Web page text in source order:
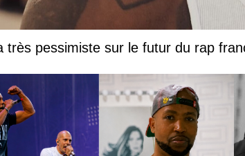
très pessimiste sur le futur du rap